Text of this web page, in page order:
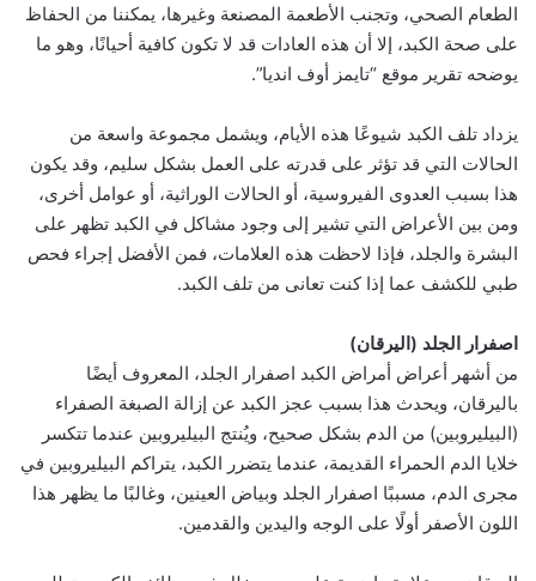
الطعام الصحي، وتجنب الأطعمة المصنعة وغيرها، يمكننا من الحفاظ
على صحة الكبد، إلا أن هذه العادات قد لا تكون كافية أحيانًا، وهو ما
يوضحه تقرير موقع “تايمز أوف انديا”.
يزداد تلف الكبد شيوعًا هذه الأيام، ويشمل مجموعة واسعة من
الحالات التي قد تؤثر على قدرته على العمل بشكل سليم، وقد يكون
هذا بسبب العدوى الفيروسية، أو الحالات الوراثية، أو عوامل أخرى،
ومن بين الأعراض التي تشير إلى وجود مشاكل في الكبد تظهر على
البشرة والجلد، فإذا لاحظت هذه العلامات، فمن الأفضل إجراء فحص
طبي للكشف عما إذا كنت تعانى من تلف الكبد.
اصفرار الجلد (اليرقان)
من أشهر أعراض أمراض الكبد اصفرار الجلد، المعروف أيضًا
باليرقان، ويحدث هذا بسبب عجز الكبد عن إزالة الصبغة الصفراء
(البيليروبين) من الدم بشكل صحيح، ويُنتج البيليروبين عندما تتكسر
خلايا الدم الحمراء القديمة، عندما يتضرر الكبد، يتراكم البيليروبين في
مجرى الدم، مسببًا اصفرار الجلد وبياض العينين، وغالبًا ما يظهر هذا
اللون الأصفر أولًا على الوجه واليدين والقدمين.